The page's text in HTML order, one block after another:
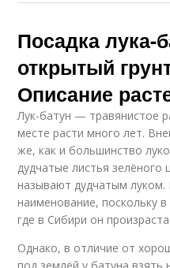
Посадка лука-
открытый
Описание
Лук-батун — травянистое
месте расти много лет.
же, как и большинство
дудчатые листья зелёного
называют дудчатым
наименование, поскольку
где в Сибири он
Однако, в отличие от
под землёй у батуна взять